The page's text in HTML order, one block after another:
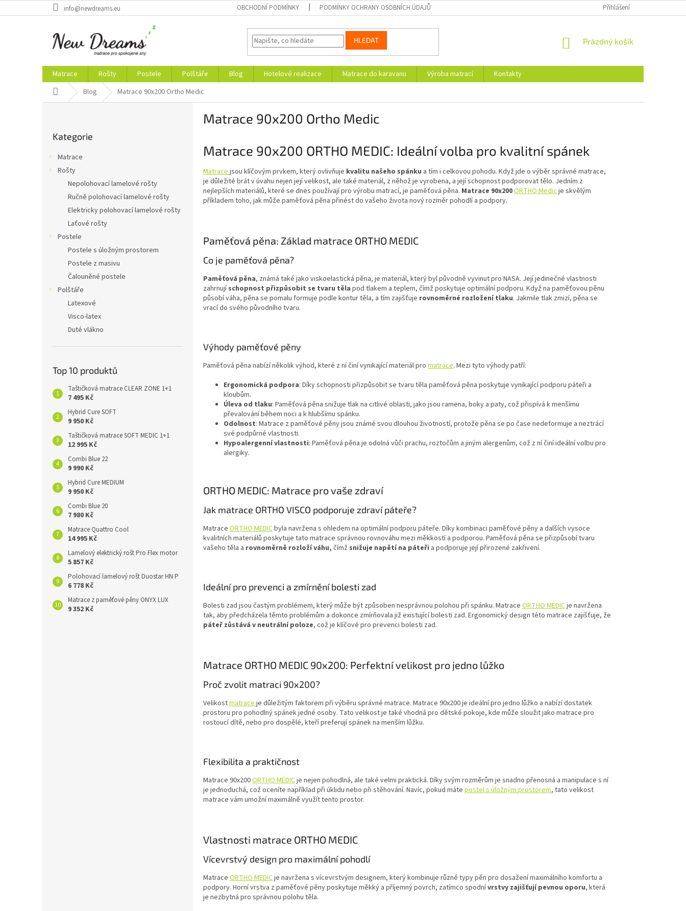
na
info@newdreams.eu OBCHODNÍ PODMÍNKY PODMÍNKY OCHRANY OSOBNÍCH ÚDAJŮ Přihlášení
HLEDAT
NÁKUPNÍ
Prázdný košík
Matrace Rošty Postele Polštáře Blog Hotelové realizace Matrace do karavanu Výroba matrací
Kontakty
Domů Blog Matrace 90x200 Ortho Medic
kategorie
Kategorie
Matrace
Rošty
Nepolohovací lamelové rošty
Ručně polohovací lamelové rošty
Elektricky polohovací lamelové rošty
Laťové rošty
Postele
Postele s úložným prostorem
Postele z masivu
Čalouněné postele
Polštáře
Latexové
Visco-latex
Duté vlákno
Top 10 produktů
Taštičková matrace CLEAR ZONE 1+1
7 495 Kč
Hybrid Cure SOFT
9 950 Kč
Taštičková matrace SOFT MEDIC 1+1
12 995 Kč
Combi Blue 22
9 990 Kč
Hybrid Cure MEDIUM
9 950 Kč
Combi Blue 20
7 980 Kč
Matrace Quattro Cool
14 995 Kč
Lamelový elektrický rošt Pro Flex motor
5 857 Kč
Polohovací lamelový rošt Duostar HN P
6 778 Kč
Matrace z paměťové pěny ONYX LUX
9 352 Kč
Matrace 90x200 Ortho Medic
Matrace 90x200 ORTHO MEDIC: Ideální volba pro kvalitní spánek
Matrace jsou klíčovým prvkem, který ovlivňuje kvalitu našeho spánku a tím i celkovou pohodu. Když jde o výběr správné matrace,
je důležité brát v úvahu nejen její velikost, ale také materiál, z něhož je vyrobena, a její schopnost podporovat tělo. Jedním z
nejlepších materiálů, které se dnes používají pro výrobu matrací, je paměťová pěna. Matrace 90x200ORTHO Medic je skvělým
příkladem toho, jak může paměťová pěna přinést do vašeho života nový rozměr pohodlí a podpory.
Paměťová pěna: Základ matrace ORTHO MEDIC
Co je paměťová pěna?
Paměťová pěna, známá také jako viskoelastická pěna, je materiál, který byl původně vyvinut pro NASA. Její jedinečné vlastnosti
zahrnujíschopnost přizpůsobit se tvaru těla pod tlakem a teplem, čímž poskytuje optimální podporu. Když na paměťovou pěnu
působí váha, pěna se pomalu formuje podle kontur těla, a tím zajišťuje rovnoměrné rozložení tlaku. Jakmile tlak zmizí, pěna se
vrací do svého původního tvaru.
Výhody paměťové pěny
Paměťová pěna nabízí několik výhod, které z ní činí vynikající materiál pro matrace. Mezi tyto výhody patří:
Ergonomická podpora: Díky schopnosti přizpůsobit se tvaru těla paměťová pěna poskytuje vynikající podporu páteři a
kloubům.
Úleva od tlaku: Paměťová pěna snižuje tlak na citlivé oblasti, jako jsou ramena, boky a paty, což přispívá k menšímu
převalování během noci a k hlubšímu spánku.
Odolnost: Matrace z paměťové pěny jsou známé svou dlouhou životností, protože pěna se po čase nedeformuje a neztrácí
své podpůrné vlastnosti.
Hypoalergenní vlastnosti: Paměťová pěna je odolná vůči prachu, roztočům a jiným alergenům, což z ní činí ideální volbu pro
alergiky.
ORTHO MEDIC: Matrace pro vaše zdraví
Jak matrace ORTHO VISCO podporuje zdraví páteře?
Matrace ORTHO MEDICbyla navržena s ohledem na optimální podporu páteře. Díky kombinaci paměťové pěny a dalších vysoce
kvalitních materiálů poskytuje tato matrace správnou rovnováhu mezi měkkostí a podporou. Paměťová pěna se přizpůsobí tvaru
vašeho těla a rovnoměrně rozloží váhu, čímž snižuje napětí na páteři a podporuje její přirozené zakřivení.
Ideální pro prevenci a zmírnění bolesti zad
Bolesti zad jsou častým problémem, který může být způsoben nesprávnou polohou při spánku. Matrace ORTHO MEDICje navržena
tak, aby předcházela těmto problémům a dokonce zmírňovala již existující bolesti zad. Ergonomický design této matrace zajišťuje, že
páteř zůstává v neutrální poloze, což je klíčové pro prevenci bolesti zad.
Matrace ORTHO MEDIC 90x200: Perfektní velikost pro jedno lůžko
Proč zvolit matraci 90x200?
Velikostmatrace je důležitým faktorem při výběru správné matrace. Matrace 90x200 je ideální pro jedno lůžko a nabízí dostatek
prostoru pro pohodlný spánek jedné osoby. Tato velikost je také vhodná pro dětské pokoje, kde může sloužit jako matrace pro
rostoucí dítě, nebo pro dospělé, kteří preferují spánek na menším lůžku.
Flexibilita a praktičnost
Matrace 90x200ORTHO MEDICje nejen pohodlná, ale také velmi praktická. Díky svým rozměrům je snadno přenosná a manipulace s ní
je jednoduchá, což oceníte například při úklidu nebo při stěhování. Navíc, pokud máte postel s úložným prostorem, tato velikost
matrace vám umožní maximálně využít tento prostor.
Vlastnosti matrace ORTHO MEDIC
Vícevrstvý design pro maximální pohodlí
Matrace ORTHO MEDICje navržena s vícevrstvým designem, který kombinuje různé typy pěn pro dosažení maximálního komfortu a
podpory. Horní vrstva z paměťové pěny poskytuje měkký a příjemný povrch, zatímco spodnívrstvy zajišťují pevnou oporu, která
je nezbytná pro správnou polohu těla.